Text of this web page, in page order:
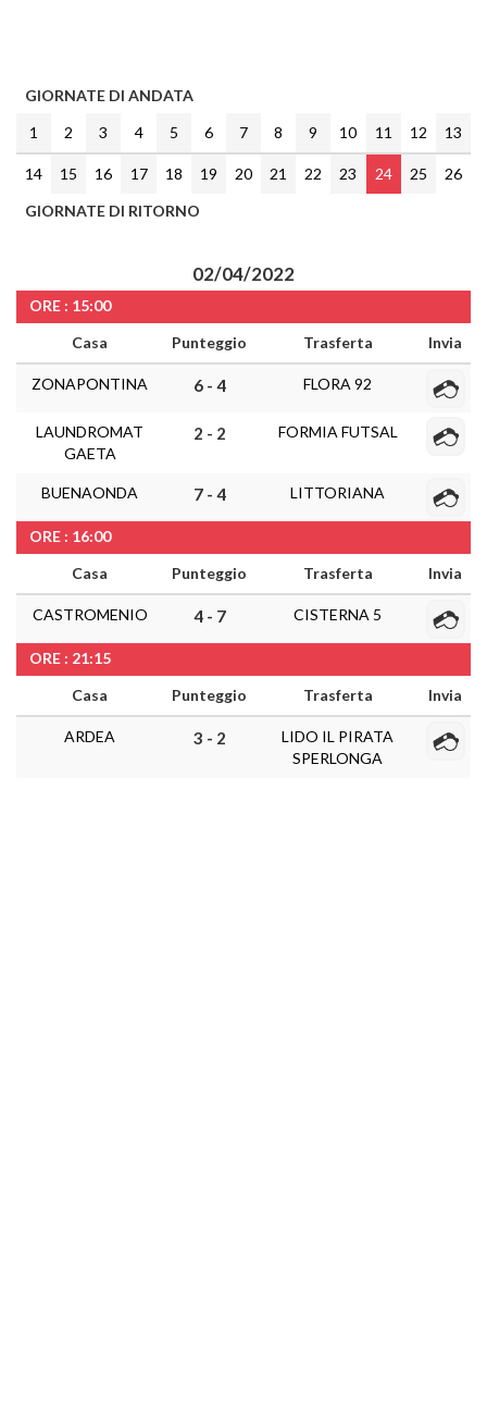
GIORNATE DI ANDATA
1
2 3 4 5 6 7 8 9 10 11 12 13
14 15 16 17 18 19 20 21 22 23 24 25
26
GIORNATE DI RITORNO
02/04/2022
ORE : 15:00
Casa
Punteggio Trasferta Invia
ZONAPONTINA 6 - 4 FLORA 92
LAUNDROMAT
GAETA
2 - 2 FORMIA FUTSAL
BUENAONDA 7 - 4 LITTORIANA
ORE : 16:00
Casa
Punteggio Trasferta Invia
CASTROMENIO 4 - 7 CISTERNA 5
ORE : 21:15
Casa
Punteggio Trasferta Invia
ARDEA 3 - 2
LIDO IL PIRATA
SPERLONGA